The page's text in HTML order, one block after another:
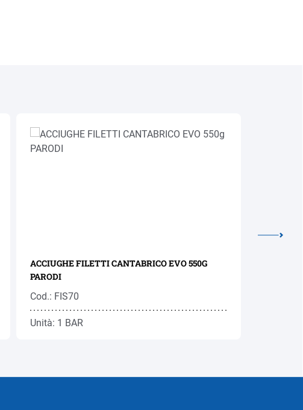
ACCIUGHE FILETTI CANTABRICO EVO 550G
PARODI
Cod.: FIS70
Unità: 1 BAR